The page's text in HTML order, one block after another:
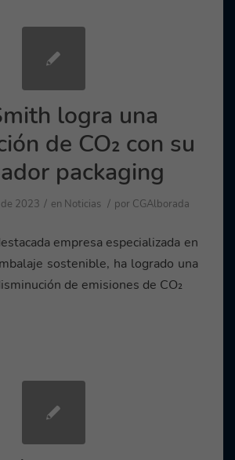
logra una
de CO₂ con su
packaging
2023 / en Noticias / por CGAlborada
empresa especializada en
sostenible, ha logrado una
de emisiones de CO₂